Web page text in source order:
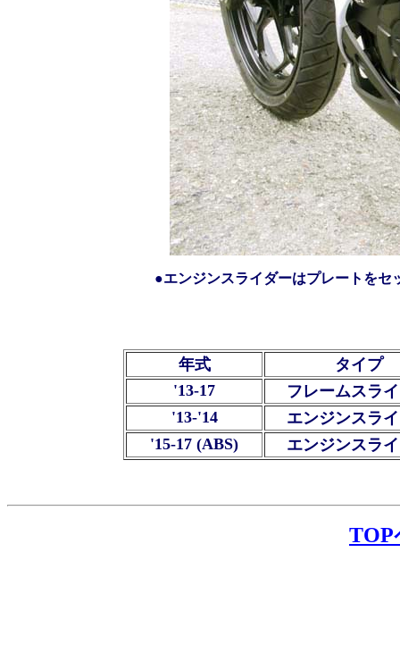
●エンジンスライダーはプレートをセ
年式
タイプ
'13-17
フレームスラ
'13-'14
エンジンスラ
'15-17 (ABS)
エンジンスラ
TOP